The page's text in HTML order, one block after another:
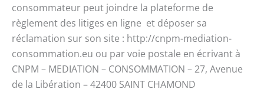
consommateur peut joindre la plateforme de
règlement des litiges en ligne et déposer sa
réclamation sur son site : http://cnpm-mediation-
consommation.eu ou par voie postale en écrivant à
CNPM – MEDIATION – CONSOMMATION – 27, Avenue
de la Libération – 42400 SAINT CHAMOND